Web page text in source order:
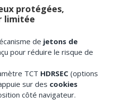
protégées,
limitée
de jetons de
pour réduire le risque de
TCT HDRSEC (options
sur des cookies
côté navigateur.